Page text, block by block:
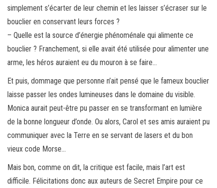
simplement s’écarter de leur chemin et les laisser s’écraser sur le
bouclier en conservant leurs forces ?
– Quelle est la source d’énergie phénoménale qui alimente ce
bouclier ? Franchement, si elle avait été utilisée pour alimenter une
arme, les héros auraient eu du mouron à se faire…
Et puis, dommage que personne n’ait pensé que le fameux bouclier
laisse passer les ondes lumineuses dans le domaine du visible.
Monica aurait peut-être pu passer en se transformant en lumière
de la bonne longueur d’onde. Ou alors, Carol et ses amis auraient pu
communiquer avec la Terre en se servant de lasers et du bon
vieux code Morse…
Mais bon, comme on dit, la critique est facile, mais l’art est
difficile. Félicitations donc aux auteurs de Secret Empire pour ce